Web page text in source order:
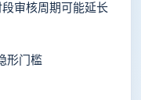
审核周期可能延长
形门槛